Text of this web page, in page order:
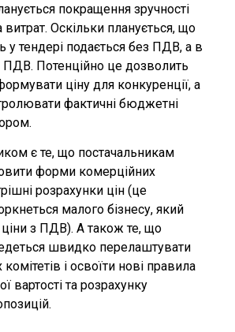
покращення зручності
витрат. Оскільки планується, що
у тендері подається без ПДВ, а в
ПДВ. Потенційно це дозволить
ціну для конкуренції, а
фактичні бюджетні
є те, що постачальникам
форми комерційних
розрахунки цін (це
малого бізнесу, який
з ПДВ). А також те, що
швидко перелаштувати
і освоїти нові правила
вартості та розрахунку